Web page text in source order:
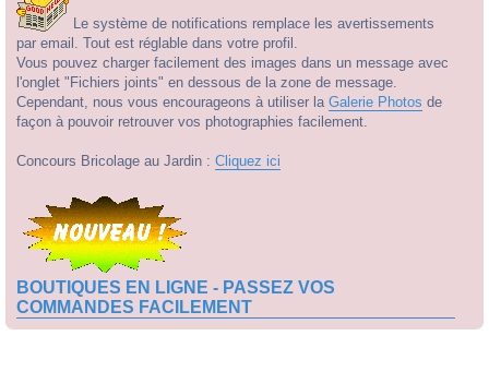
Le système de notifications remplace les avertissements
par email. Tout est réglable dans votre profil.
Vous pouvez charger facilement des images dans un message avec
l'onglet "Fichiers joints" en dessous de la zone de message.
Cependant, nous vous encourageons à utiliser la Galerie Photos de
façon à pouvoir retrouver vos photographies facilement.
Concours Bricolage au Jardin : Cliquez ici
BOUTIQUES EN LIGNE - PASSEZ VOS
COMMANDES FACILEMENT